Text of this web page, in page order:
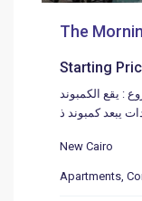
The
Starting
: يقع الكمبوند
New Cairo
Apartments,